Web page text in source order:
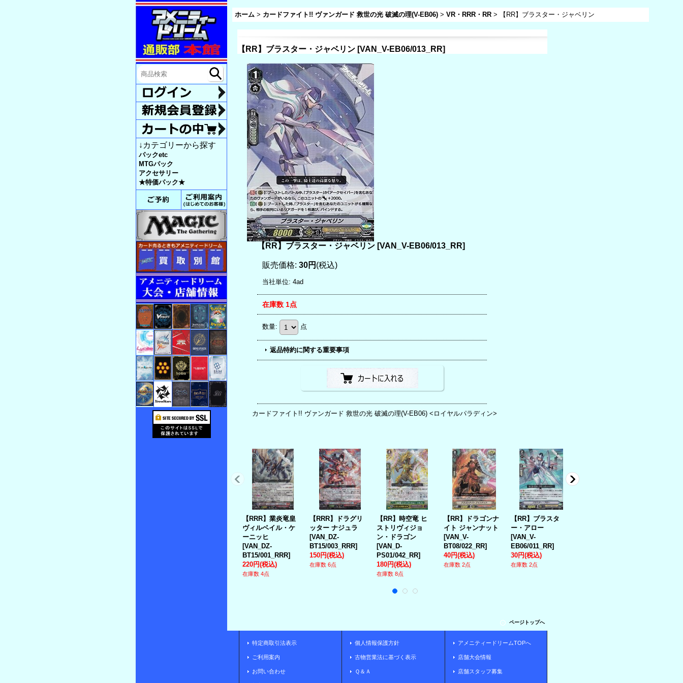
ホーム > カードファイト!! ヴァンガード 救世の光 破滅の理(V-EB06) > VR・RRR・RR > 【RR】ブラスター・ジャベリン
↓カテゴリーから探す
パックetc
MTGパック
アクセサリー
★特価パック★
【RR】ブラスター・ジャベリン [VAN_V-EB06/013_RR]
【RR】ブラスター・ジャベリン [VAN_V-EB06/013_RR]
販売価格: 30円 (税込)
当社単位: 4ad
在庫数 1点
数量: 点
返品特約に関する重要事項
カードファイト!! ヴァンガード 救世の光 破滅の理(V-EB06) <ロイヤルパラディン>
【RRR】業炎竜皇
ヴィルベイル・ケ
ーニッヒ
[VAN_DZ-
BT15/001_RRR]
220円(税込)
在庫数 4点
【RRR】ドラグリ
ッター ナジュラ
[VAN_DZ-
BT15/003_RRR]
150円(税込)
在庫数 6点
【RR】時空竜 ヒ
ストリヴィジョ
ン・ドラゴン
[VAN_D-
PS01/042_RR]
180円(税込)
在庫数 8点
【RR】ドラゴンナ
イト ジャンナット
[VAN_V-
BT08/022_RR]
40円(税込)
在庫数 2点
【RR】ブラスタ
ー・アロー
[VAN_V-
EB06/011_RR]
30円(税込)
在庫数 2点
ページトップへ
特定商取引法表示
ご利用案内
お問い合わせ
個人情報保護方針
古物営業法に基づく表示
Ｑ＆Ａ
アメニティードリームTOPへ
店舗大会情報
店舗スタッフ募集